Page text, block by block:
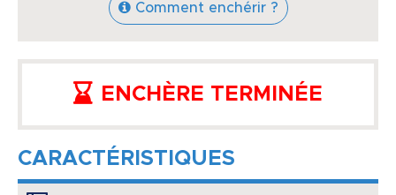
Comment enchérir ?
ENCHÈRE TERMINÉE
CARACTÉRISTIQUES